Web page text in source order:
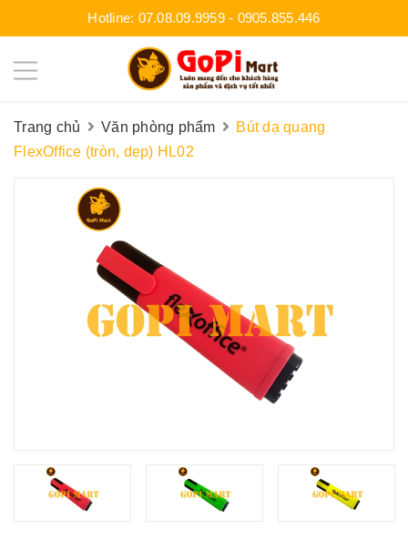
Hotline: 07.08.09.9959- 0905.855.446
Trang chủ Văn phòng phẩm
Bút dạ quang
FlexOffice (tròn, dẹp) HL02